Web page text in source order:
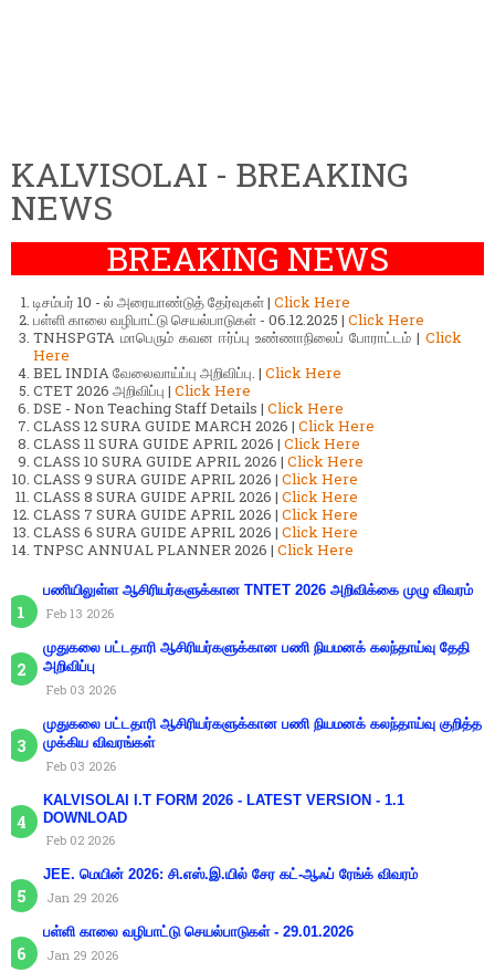
KALVISOLAI - BREAKING
NEWS
BREAKING NEWS
டிசம்பர் 10 - ல் அரையாண்டுத் தேர்வுகள் | Click Here
பள்ளி காலை வழிபாட்டு செயல்பாடுகள் - 06.12.2025 | Click Here
TNHSPGTA மாபெரும் கவன ஈர்ப்பு உண்ணாநிலைப் போராட்டம் | Click
Here
BEL INDIA வேலைவாய்ப்பு அறிவிப்பு. | Click Here
CTET 2026 அறிவிப்பு | Click Here
DSE - Non Teaching Staff Details | Click Here
CLASS 12 SURA GUIDE MARCH 2026 | Click Here
CLASS 11 SURA GUIDE APRIL 2026 | Click Here
CLASS 10 SURA GUIDE APRIL 2026 | Click Here
CLASS 9 SURA GUIDE APRIL 2026 | Click Here
CLASS 8 SURA GUIDE APRIL 2026 | Click Here
CLASS 7 SURA GUIDE APRIL 2026 | Click Here
CLASS 6 SURA GUIDE APRIL 2026 | Click Here
TNPSC ANNUAL PLANNER 2026 | Click Here
பணியிலுள்ள ஆசிரியர்களுக்கான TNTET 2026 அறிவிக்கை முழு விவரம்
Feb 13 2026
முதுகலை பட்டதாரி ஆசிரியர்களுக்கான பணி நியமனக் கலந்தாய்வு தேதி
அறிவிப்பு
Feb 03 2026
முதுகலை பட்டதாரி ஆசிரியர்களுக்கான பணி நியமனக் கலந்தாய்வு குறித்த
முக்கிய விவரங்கள்
Feb 03 2026
KALVISOLAI I.T FORM 2026 - LATEST VERSION - 1.1
DOWNLOAD
Feb 02 2026
JEE. மெயின் 2026: சி.எஸ்.இ.யில் சேர கட்-ஆஃப் ரேங்க் விவரம்
Jan 29 2026
பள்ளி காலை வழிபாட்டு செயல்பாடுகள் - 29.01.2026
Jan 29 2026